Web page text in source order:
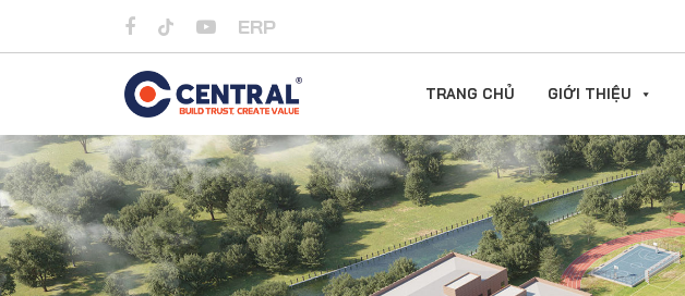
ERP
TRANG CHỦ GIỚI THIỆU